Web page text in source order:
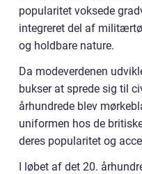
popularitet voksede
integreret del af
og holdbare nature.
Da modeverdenen
bukser at sprede sig til
århundrede blev
uniformen hos de
deres popularitet og
I løbet af det 20.